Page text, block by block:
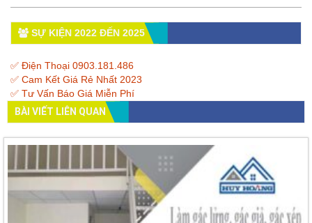
SỰ KIỆN 2022 ĐẾN 2025
✅ Điện Thoại 0903.181.486
✅ Cam Kết Giá Rẻ Nhất 2023
✅ Tư Vấn Báo Giá Miễn Phí
BÀI VIẾT LIÊN QUAN